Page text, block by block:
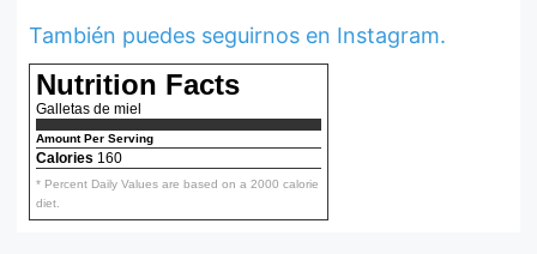
También puedes seguirnos en Instagram.
Nutrition Facts
Galletas de miel
Amount Per Serving
Calories 160
* Percent Daily Values are based on a 2000 calorie
diet.